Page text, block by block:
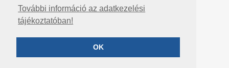
További információ az adatkezelési
tájékoztatóban!
OK